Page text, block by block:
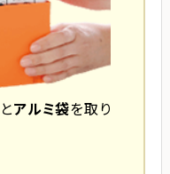
とアルミ袋を取り